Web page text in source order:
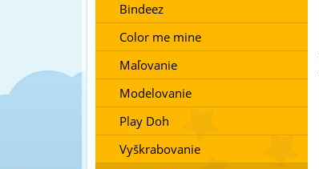
Bindeez
Color me mine
Maľovanie
Modelovanie
Play Doh
Vyškrabovanie